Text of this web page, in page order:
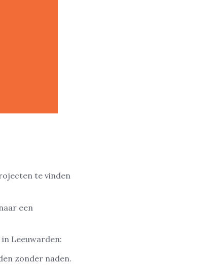
te vinden
een
Leeuwarden:
zonder naden.